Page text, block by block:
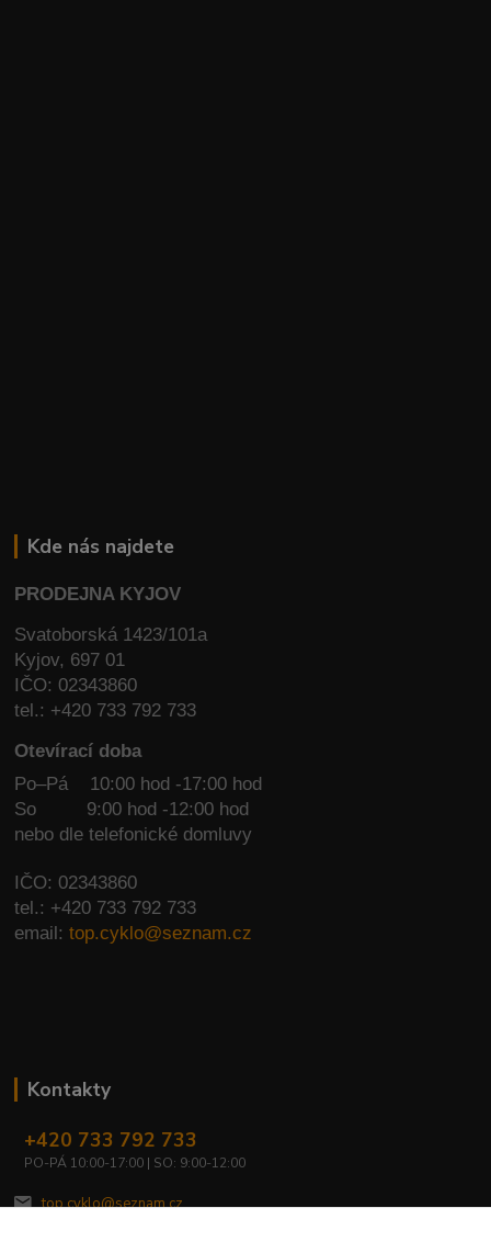
Kde nás najdete
PRODEJNA KYJOV
Svatoborská 1423/101a
Kyjov, 697 01
IČO: 02343860
tel.: +420 733 792 733
Otevírací doba
Po–Pá 10:00 hod -17:00 hod
So
9:00 hod -12:00 hod
nebo dle telefonické domluvy
IČO: 02343860
tel.: +420 733 792 733
email:top.cyklo@seznam.cz
Kontakty
+420 733 792 733
PO-PÁ 10:00-17:00 | SO: 9:00-12:00
top.cyklo@seznam.cz